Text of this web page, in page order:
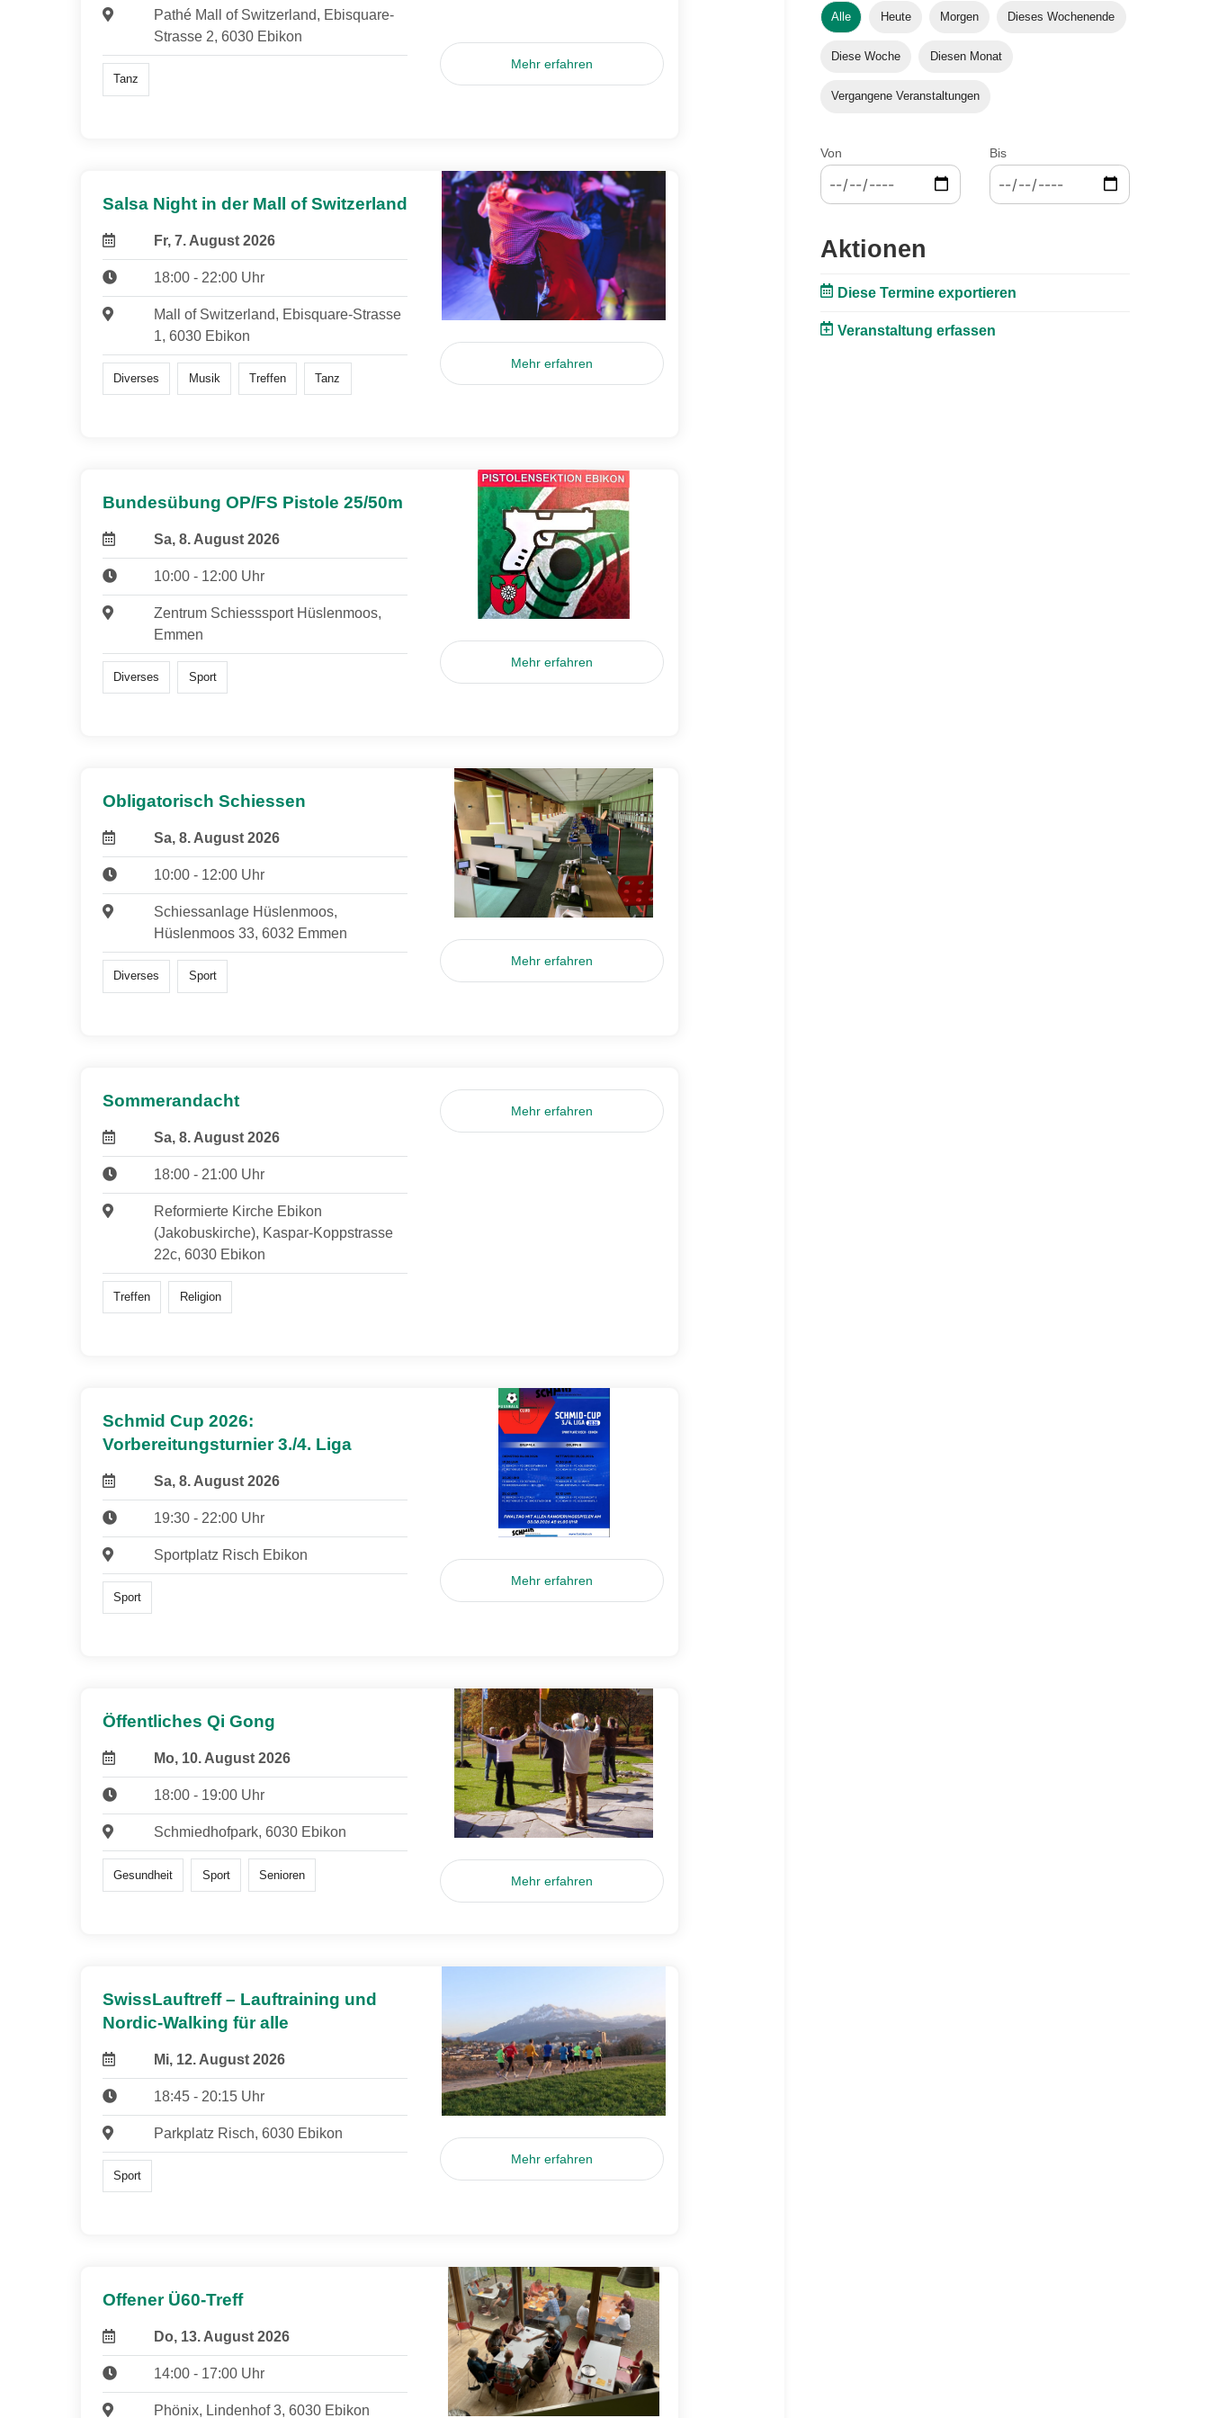
Pathé Mall of Switzerland, Ebisquare-
Strasse 2, 6030 Ebikon
Tanz
Mehr erfahren
Salsa Night in der Mall of Switzerland
Fr, 7. August 2026
18:00 - 22:00 Uhr
Mall of Switzerland, Ebisquare-Strasse
1, 6030 Ebikon
Diverses Musik Treffen Tanz
Mehr erfahren
Bundesübung OP/FS Pistole 25/50m
Sa, 8. August 2026
10:00 - 12:00 Uhr
Zentrum Schiesssport Hüslenmoos,
Emmen
Diverses Sport
Mehr erfahren
Obligatorisch Schiessen
Sa, 8. August 2026
10:00 - 12:00 Uhr
Schiessanlage Hüslenmoos,
Hüslenmoos 33, 6032 Emmen
Diverses Sport
Mehr erfahren
Sommerandacht
Sa, 8. August 2026
18:00 - 21:00 Uhr
Reformierte Kirche Ebikon
(Jakobuskirche), Kaspar-Koppstrasse
22c, 6030 Ebikon
Treffen Religion
Mehr erfahren
Schmid Cup 2026:
Vorbereitungsturnier 3./4. Liga
Sa, 8. August 2026
19:30 - 22:00 Uhr
Sportplatz Risch Ebikon
Sport
Mehr erfahren
Öffentliches Qi Gong
Mo, 10. August 2026
18:00 - 19:00 Uhr
Schmiedhofpark, 6030 Ebikon
Gesundheit Sport Senioren Mehr erfahren
SwissLauftreff – Lauftraining und
Nordic-Walking für alle
Mi, 12. August 2026
18:45 - 20:15 Uhr
Parkplatz Risch, 6030 Ebikon
Sport
Mehr erfahren
Offener Ü60-Treff
Do, 13. August 2026
14:00 - 17:00 Uhr
Phönix, Lindenhof 3, 6030 Ebikon
Alle Heute Morgen Dieses Wochenende
Diese Woche Diesen Monat
Vergangene Veranstaltungen
Von Bis
Aktionen
Diese Termine exportieren
Veranstaltung erfassen